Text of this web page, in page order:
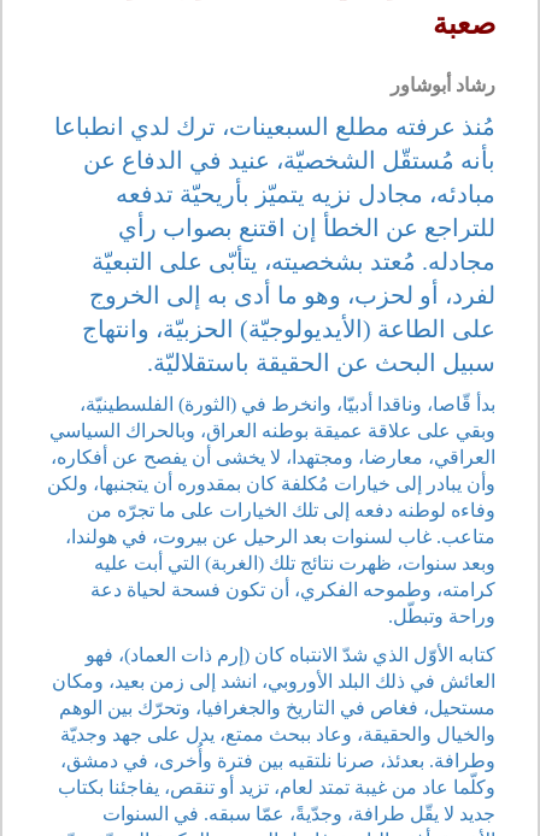
صعبة
رشاد أبوشاور
مُنذ عرفته مطلع السبعينات، ترك لدي انطباعا
بأنه مُستقّل الشخصيّة، عنيد في الدفاع عن
مبادئه، مجادل نزيه يتميّز بأريحيّة تدفعه
للتراجع عن الخطأ إن اقتنع بصواب رأي
مجادله. مُعتد بشخصيته، يتأبّى على التبعيّة
لفرد، أو لحزب، وهو ما أدى به إلى الخروج
على الطاعة (الأيديولوجيّة) الحزبيّة، وانتهاج
سبيل البحث عن الحقيقة باستقلاليّة.
بدأ قّاصا، وناقدا أدبيّا، وانخرط في (الثورة) الفلسطينيّة،
وبقي على علاقة عميقة بوطنه العراق، وبالحراك السياسي
العراقي، معارضا، ومجتهدا، لا يخشى أن يفصح عن أفكاره،
وأن يبادر إلى خيارات مُكلفة كان بمقدوره أن يتجنبها، ولكن
وفاءه لوطنه دفعه إلى تلك الخيارات على ما تجرّه من
متاعب. غاب لسنوات بعد الرحيل عن بيروت، في هولندا،
وبعد سنوات، ظهرت نتائج تلك (الغربة) التي أبت عليه
كرامته، وطموحه الفكري، أن تكون فسحة لحياة دعة
وراحة وتبطّل.
كتابه الأوّل الذي شدّ الانتباه كان (إرم ذات العماد)، فهو
العائش في ذلك البلد الأوروبي، انشد إلى زمن بعيد، ومكان
مستحيل، فغاص في التاريخ والجغرافيا، وتحرّك بين الوهم
والخيال والحقيقة، وعاد ببحث ممتع، يدل على جهد وجديّة
وطرافة. بعدئذ، صرنا نلتقيه بين فترة وأُخرى، في دمشق،
وكلّما عاد من غيبة تمتد لعام، تزيد أو تنقص، يفاجئنا بكتاب
جديد لا يقّل طرافة، وجدّيةً، عمّا سبقه. في السنوات